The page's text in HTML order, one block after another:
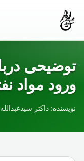
توضیحی
ورود مواد
نویسنده: داکتر سیدعبدالله